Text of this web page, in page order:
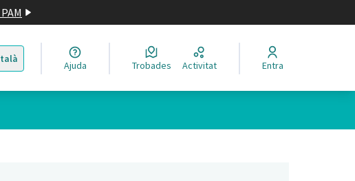
llengua Elegir el idioma
Ajuda Trobades Activitat Entra